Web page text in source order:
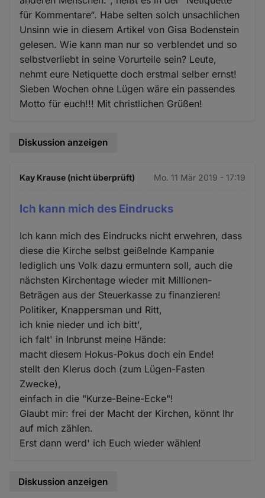
für Kommentare“. Habe selten solch unsachlichen
Unsinn wie in diesem Artikel von Gisa Bodenstein
gelesen. Wie kann man nur so verblendet und so
selbstverliebt in seine Vorurteile sein? Leute,
nehmt eure Netiquette doch erstmal selber ernst!
Sieben Wochen ohne Lügen wäre ein passendes
Motto für euch!!! Mit christlichen Grüßen!
Diskussion anzeigen
Kay Krause (nicht überprüft) Mo. 11 Mär 2019 - 17:19
Ich kann mich des Eindrucks
Ich kann mich des Eindrucks nicht erwehren, dass
diese die Kirche selbst geißelnde Kampanie
lediglich uns Volk dazu ermuntern soll, auch die
nächsten Kirchentage wieder mit Millionen-
Beträgen aus der Steuerkasse zu finanzieren!
Politiker, Knappersman und Ritt,
ich knie nieder und ich bitt',
ich falt' in Inbrunst meine Hände:
macht diesem Hokus-Pokus doch ein Ende!
stellt den Klerus doch (zum Lügen-Fasten
Zwecke),
einfach in die "Kurze-Beine-Ecke"!
Glaubt mir: frei der Macht der Kirchen, könnt Ihr
auf mich zählen.
Erst dann werd' ich Euch wieder wählen!
Diskussion anzeigen